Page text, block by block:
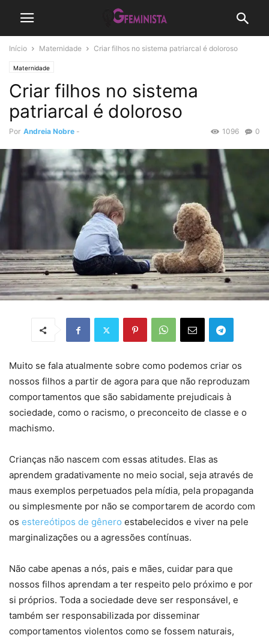
Início Maternidade Criar filhos no sistema patriarcal é doloroso
Maternidade
Criar filhos no sistema
patriarcal é doloroso
Por Andreia Nobre - 0
1096
Muito se fala atualmente sobre como podemos criar os
nossos filhos a partir de agora para que não reproduzam
comportamentos que são sabidamente prejudicais à
sociedade, como o racismo, o preconceito de classe e o
machismo.
Crianças não nascem com essas atitudes. Elas as
aprendem gradativamente no meio social, seja através de
maus exemplos perpetuados pela mídia, pela propaganda
ou simplesmente por não se comportarem de acordo com
os estereótipos de gênero estabelecidos e viver na pele
marginalizações ou a agressões contínuas.
Não cabe apenas a nós, pais e mães, cuidar para que
nossos filhos aprendam a ter respeito pelo próximo e por
si próprios. Toda a sociedade deve ser responsável, e
também ser responsabilizada por disseminar
comportamentos violentos como se fossem naturais,